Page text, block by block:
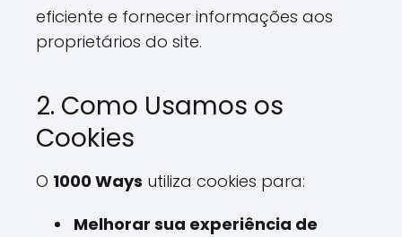
eficiente e fornecer informações aos
proprietários do site.
2. Como Usamos os
Cookies
O 1000 Ways utiliza cookies para:
Melhorar sua experiência de